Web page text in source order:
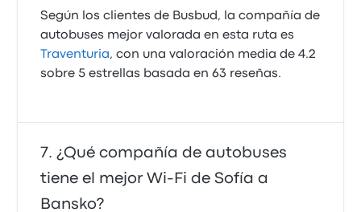
Según los clientes de Busbud, la compañía de
autobuses mejor valorada en esta ruta es
Traventuria, con una valoración media de 4.2
sobre 5 estrellas basada en 63 reseñas.
¿Qué compañía de autobuses
tiene el mejor Wi-Fi de Sofía a
Bansko?